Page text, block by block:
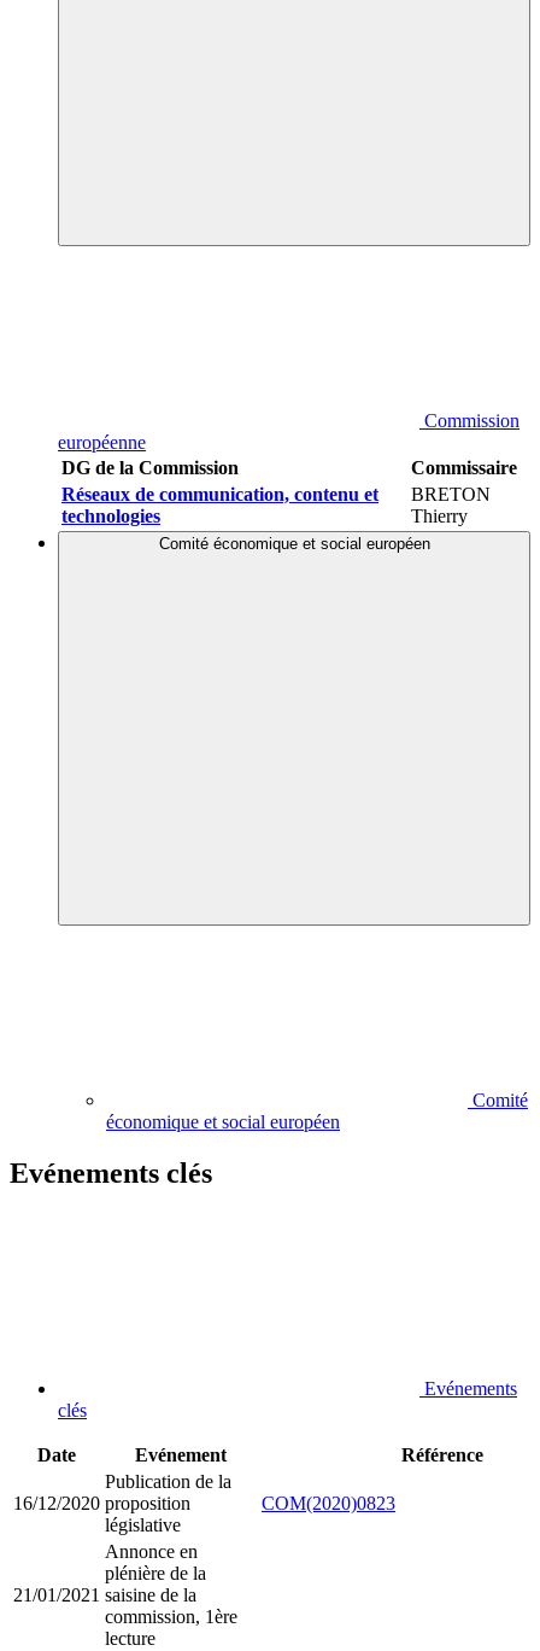
Commission
européenne
DG de la Commission
Commissaire
Réseaux de communication, contenu et
technologies
BRETON
Thierry
Comité économique et social européen
Comité
économique et social européen
Evénements clés
Evénements
clés
Date Evénement Référence
16/12/2020
Publication de la
proposition
législative
COM(2020)0823
21/01/2021
Annonce en
plénière de la
saisine de la
commission, 1ère
lecture